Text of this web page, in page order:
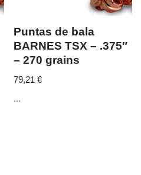
Puntas de bala
BARNES TSX – .375″
– 270 grains
79,21€
...